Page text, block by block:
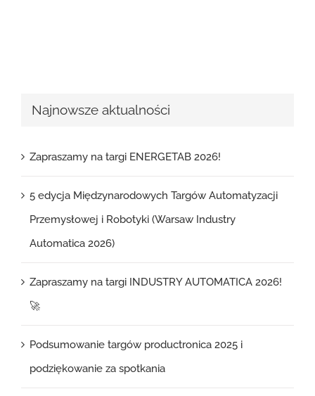
Najnowsze aktualności
Zapraszamy na targi ENERGETAB 2026!
5 edycja Międzynarodowych Targów Automatyzacji
Przemysłowej i Robotyki (Warsaw Industry
Automatica 2026)
Zapraszamy na targi INDUSTRY AUTOMATICA 2026!
🚀
Podsumowanie targów productronica 2025 i
podziękowanie za spotkania